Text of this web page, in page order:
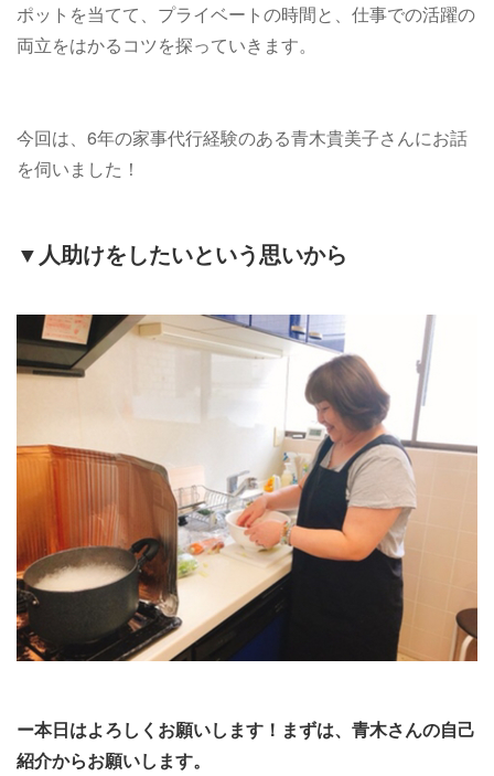
ポットを当てて、プライベートの時間と、仕事での活躍の
両立をはかるコツを探っていきます。
今回は、6年の家事代行経験のある青木貴美子さんにお話
を伺いました！
▼人助けをしたいという思いから
ー本日はよろしくお願いします！まずは、青木さんの自己
紹介からお願いします。